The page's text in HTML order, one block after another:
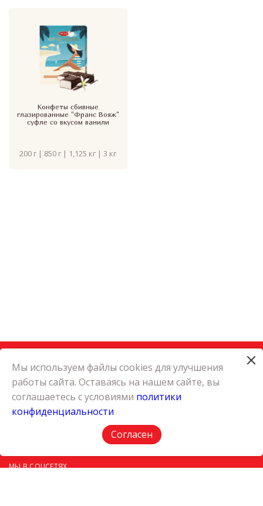
Конфеты сбивные
глазированные "Франс Вояж"
суфле со вкусом ванили
200 г | 850 г | 1,125 кг | 3 кг
КАТАЛОГ
КАРЬЕРА
О КОМПАНИИ
ПОЛИТИКА КОНФИДЕНЦИАЛЬНОСТИ
МЫ В СОЦСЕТЯХ
Мы используем файлы cookies для улучшения
работы сайта. Оставаясь на нашем сайте, вы
соглашаетесь с условиями политики
конфиденциальности
Согласен